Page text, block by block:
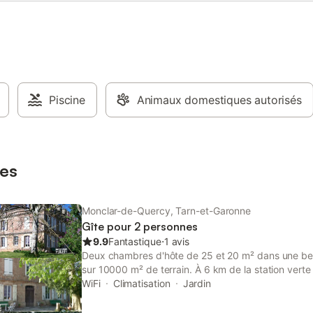
Piscine Animaux domestiques autorisés
Monclar-de-Quercy, Tarn-et-Garonne
Gîte pour 2 personnes
9.9Fantastique⋅1 avis
Deux chambres d'hôte de 25 et 20 m² dans une
sur 10000 m² de terrain. À 6 km de la station
profitez de sa base de loisirs aménagée sur un
WiFi Climatisation Jardin